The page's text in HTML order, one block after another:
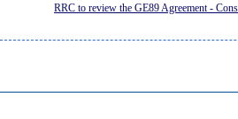
RRC to review the GE89 Agreement -